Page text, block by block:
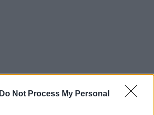
Do Not Process My Personal